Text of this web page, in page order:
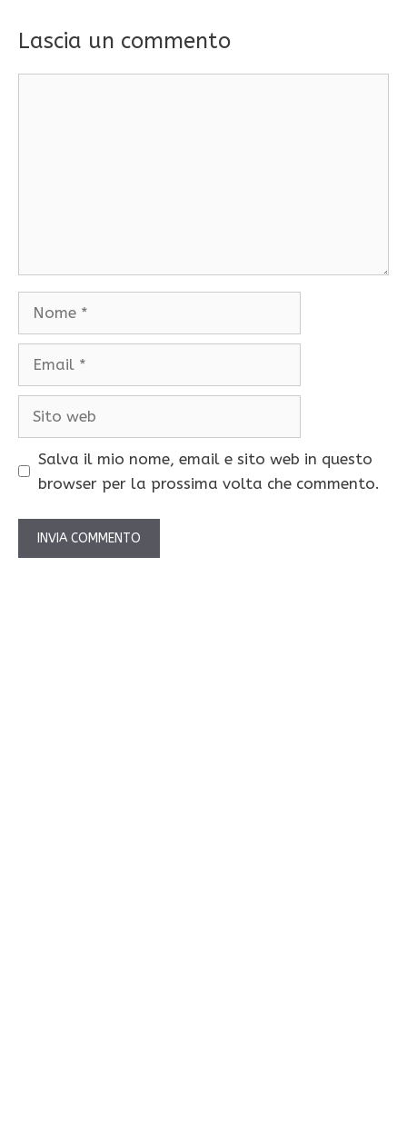
Lascia un commento
Salva il mio nome, email e sito web in questo
browser per la prossima volta che commento.